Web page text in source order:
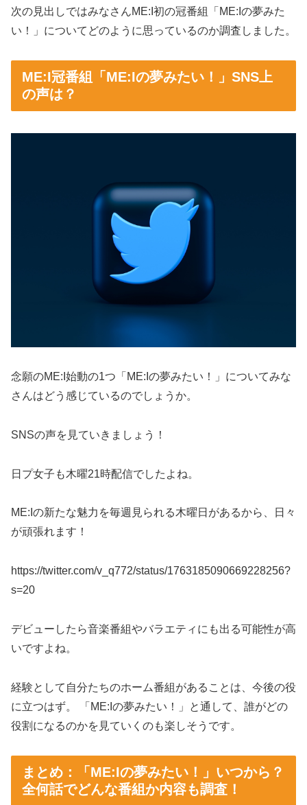
次の見出しではみなさんME:I初の冠番組「ME:Iの夢みた
い！」についてどのように思っているのか調査しました。
ME:I冠番組「ME:Iの夢みたい！」SNS上
の声は？
念願のME:I始動の1つ「ME:Iの夢みたい！」についてみな
さんはどう感じているのでしょうか。
SNSの声を見ていきましょう！
日プ女子も木曜21時配信でしたよね。
ME:Iの新たな魅力を毎週見られる木曜日があるから、日々
が頑張れます！
https://twitter.com/v_q772/status/1763185090669228256?
s=20
デビューしたら音楽番組やバラエティにも出る可能性が高
いですよね。
経験として自分たちのホーム番組があることは、今後の役
に立つはず。 「ME:Iの夢みたい！」と通して、誰がどの
役割になるのかを見ていくのも楽しそうです。
まとめ：「ME:Iの夢みたい！」いつから？
全何話でどんな番組か内容も調査！